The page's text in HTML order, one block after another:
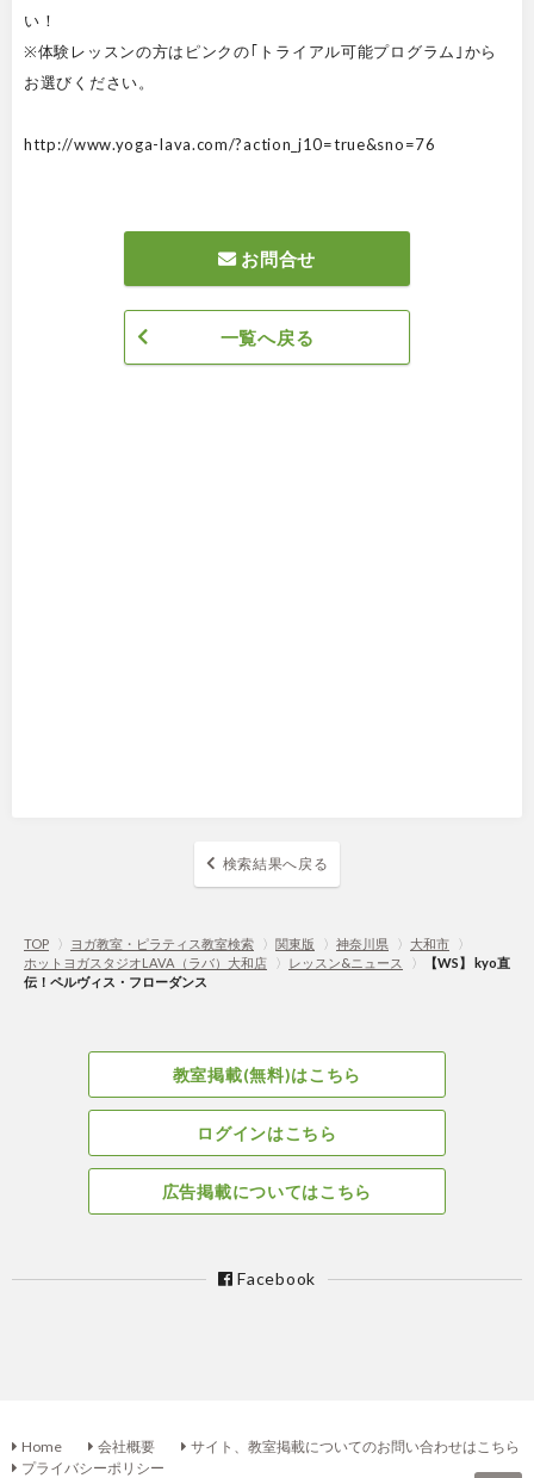
い！
※体験レッスンの方はピンクの｢トライアル可能プログラム｣から
お選びください。
http://www.yoga-lava.com/?action_j10=true&sno=76
お問合せ
一覧へ戻る
検索結果へ戻る
TOP 〉 ヨガ教室・ピラティス教室検索 〉 関東版 〉 神奈川県 〉 大和市
〉
ホットヨガスタジオLAVA（ラバ）大和店
〉 レッスン&ニュース 〉
【WS】 kyo直
伝！ペルヴィス・フローダンス
教室掲載(無料)はこちら
ログインはこちら
広告掲載についてはこちら
Facebook
Home 会社概要
サイト、教室掲載についてのお問い合わせはこちら
プライバシーポリシー